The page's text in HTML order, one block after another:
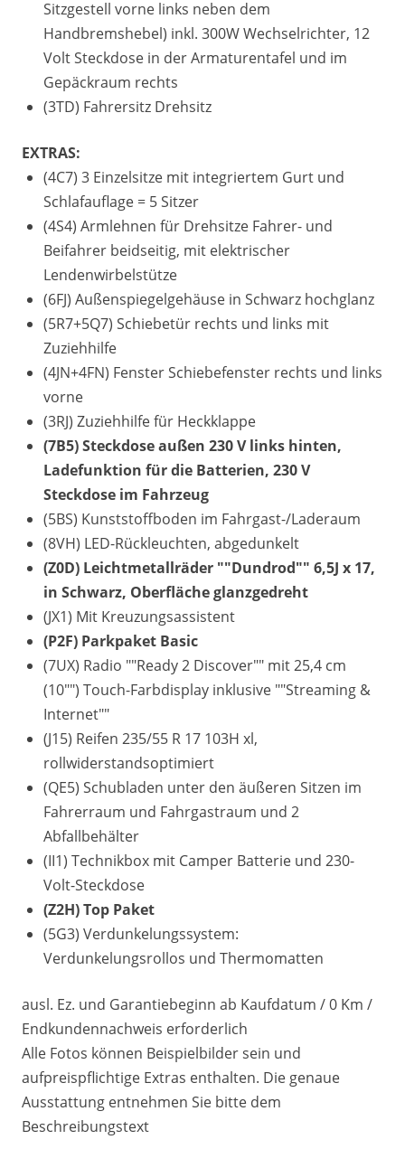
Sitzgestell vorne links neben dem
Handbremshebel) inkl. 300W Wechselrichter, 12
Volt Steckdose in der Armaturentafel und im
Gepäckraum rechts
(3TD) Fahrersitz Drehsitz
EXTRAS:
(4C7) 3 Einzelsitze mit integriertem Gurt und
Schlafauflage = 5 Sitzer
(4S4) Armlehnen für Drehsitze Fahrer- und
Beifahrer beidseitig, mit elektrischer
Lendenwirbelstütze
(6FJ) Außenspiegelgehäuse in Schwarz hochglanz
(5R7+5Q7) Schiebetür rechts und links mit
Zuziehhilfe
(4JN+4FN) Fenster Schiebefenster rechts und links
vorne
(3RJ) Zuziehhilfe für Heckklappe
(7B5) Steckdose außen 230 V links hinten,
Ladefunktion für die Batterien, 230 V
Steckdose im Fahrzeug
(5BS) Kunststoffboden im Fahrgast-/Laderaum
(8VH) LED-Rückleuchten, abgedunkelt
(Z0D) Leichtmetallräder ""Dundrod"" 6,5J x 17,
in Schwarz, Oberfläche glanzgedreht
(JX1) Mit Kreuzungsassistent
(P2F) Parkpaket Basic
(7UX) Radio ""Ready 2 Discover"" mit 25,4 cm
(10"") Touch-Farbdisplay inklusive ""Streaming &
Internet""
(J15) Reifen 235/55 R 17 103H xl,
rollwiderstandsoptimiert
(QE5) Schubladen unter den äußeren Sitzen im
Fahrerraum und Fahrgastraum und 2
Abfallbehälter
(II1) Technikbox mit Camper Batterie und 230-
Volt-Steckdose
(Z2H) Top Paket
(5G3) Verdunkelungssystem:
Verdunkelungsrollos und Thermomatten
ausl. Ez. und Garantiebeginn ab Kaufdatum / 0 Km /
Endkundennachweis erforderlich
Alle Fotos können Beispielbilder sein und
aufpreispflichtige Extras enthalten. Die genaue
Ausstattung entnehmen Sie bitte dem
Beschreibungstext